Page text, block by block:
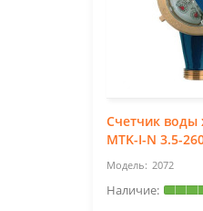
Счетчик воды
MTK-I-N 3.5-
2072